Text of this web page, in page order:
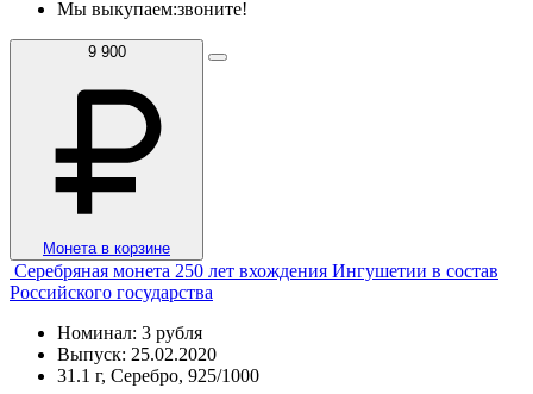
Мы выкупаем:звоните!
9 900
Монета в корзине
Серебряная монета 250 лет вхождения Ингушетии в состав
Российского государства
Номинал: 3 рубля
Выпуск: 25.02.2020
31.1 г, Серебро, 925/1000